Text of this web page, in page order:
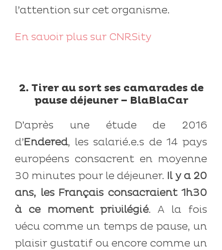
l’attention sur cet organisme.
En savoir plus sur CNRSity
2. Tirer au sort ses camarades de
pause déjeuner – BlaBlaCar
D’après une étude de 2016
d’Endered, les salarié.e.s de 14 pays
européens consacrent en moyenne
30 minutes pour le déjeuner. Il y a 20
ans, les Français consacraient 1h30
à ce moment privilégié. A la fois
vécu comme un temps de pause, un
plaisir gustatif ou encore comme un